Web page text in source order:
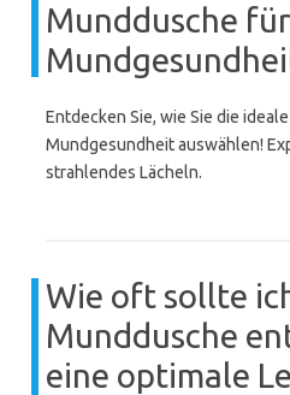
Munddusche
Entdecken Sie, wie Sie die
Mundgesundheit auswählen!
strahlendes Lächeln.
Wie oft sollte
Munddusche
eine optimale